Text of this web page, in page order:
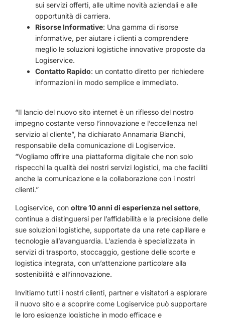
sui servizi offerti, alle ultime novità aziendali e alle
opportunità di carriera.
Risorse Informative: Una gamma di risorse
informative, per aiutare i clienti a comprendere
meglio le soluzioni logistiche innovative proposte da
Logiservice.
Contatto Rapido: un contatto diretto per richiedere
informazioni in modo semplice e immediato.
“Il lancio del nuovo sito internet è un riflesso del nostro
impegno costante verso l’innovazione e l’eccellenza nel
servizio al cliente”, ha dichiarato Annamaria Bianchi,
responsabile della comunicazione di Logiservice.
“Vogliamo offrire una piattaforma digitale che non solo
rispecchi la qualità dei nostri servizi logistici, ma che faciliti
anche la comunicazione e la collaborazione con i nostri
clienti.”
Logiservice, con oltre 10 anni di esperienza nel settore,
continua a distinguersi per l’affidabilità e la precisione delle
sue soluzioni logistiche, supportate da una rete capillare e
tecnologie all’avanguardia. L’azienda è specializzata in
servizi di trasporto, stoccaggio, gestione delle scorte e
logistica integrata, con un’attenzione particolare alla
sostenibilità e all’innovazione.
Invitiamo tutti i nostri clienti, partner e visitatori a esplorare
il nuovo sito e a scoprire come Logiservice può supportare
le loro esigenze logistiche in modo efficace e